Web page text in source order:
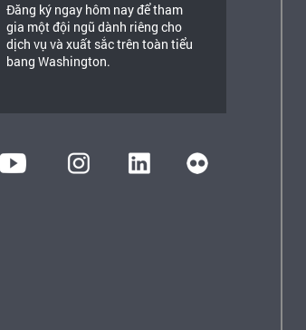
Đăng ký ngay hôm nay để tham
gia một đội ngũ dành riêng cho
dịch vụ và xuất sắc trên toàn tiểu
bang Washington.